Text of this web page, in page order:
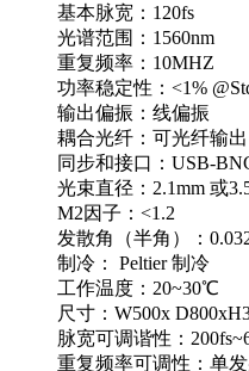
基本脉宽：120fs
光谱范围：1560nm
重复频率：10MHZ
功率稳定性：<1%
输出偏振：线偏振
耦合光纤：可光纤输
同步和接口：USB-
光束直径：2.1mm 或
M2因子：<1.2
发散角（半角）：
制冷： Peltier 制冷
工作温度：20~30℃
尺寸：W500x
脉宽可调谐性：
重复频率可调性：单